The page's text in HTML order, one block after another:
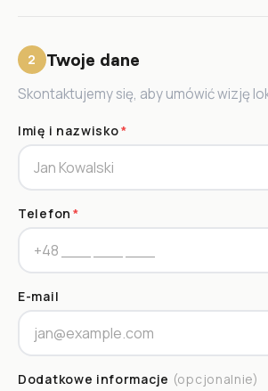
2 Twoje dane
Skontaktujemy się, aby umówić wizję
Imię i nazwisko*
Telefon *
E-mail
Dodatkowe informacje (opcjonalnie)